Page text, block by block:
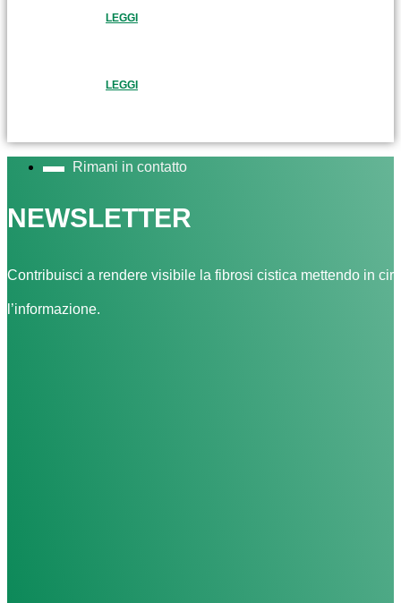
LEGGI
LEGGI
Rimani in contatto
NEWSLETTER
Contribuisci a rendere visibile la fibrosi cistica mettendo in
l’informazione.